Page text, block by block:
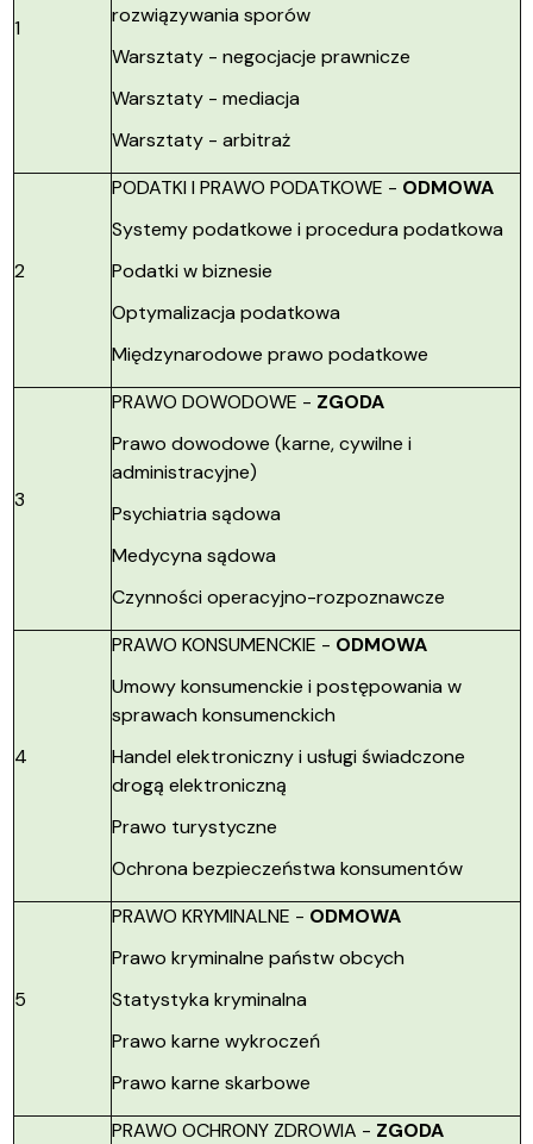
1
rozwiązywania sporów
Warsztaty - negocjacje prawnicze
Warsztaty - mediacja
Warsztaty - arbitraż
2
PODATKI I PRAWO PODATKOWE - ODMOWA
Systemy podatkowe i procedura podatkowa
Podatki w biznesie
Optymalizacja podatkowa
Międzynarodowe prawo podatkowe
3
PRAWO DOWODOWE - ZGODA
Prawo dowodowe (karne, cywilne i
administracyjne)
Psychiatria sądowa
Medycyna sądowa
Czynności operacyjno-rozpoznawcze
4
PRAWO KONSUMENCKIE - ODMOWA
Umowy konsumenckie i postępowania w
sprawach konsumenckich
Handel elektroniczny i usługi świadczone
drogą elektroniczną
Prawo turystyczne
Ochrona bezpieczeństwa konsumentów
5
PRAWO KRYMINALNE - ODMOWA
Prawo kryminalne państw obcych
Statystyka kryminalna
Prawo karne wykroczeń
Prawo karne skarbowe
PRAWO OCHRONY ZDROWIA - ZGODA